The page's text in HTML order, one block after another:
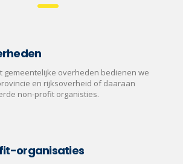
gemeentelijke overheden bedienen we
en rijksoverheid of daaraan
non-profit organisties.
organisaties